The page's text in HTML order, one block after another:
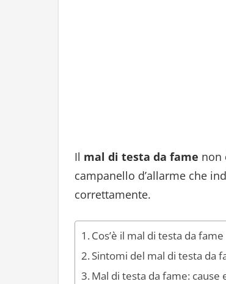
Il mal di testa da fame non
campanello d’allarme che
correttamente.
Cos’è il mal di testa da fame
Sintomi del mal di testa da
Mal di testa da fame: cause